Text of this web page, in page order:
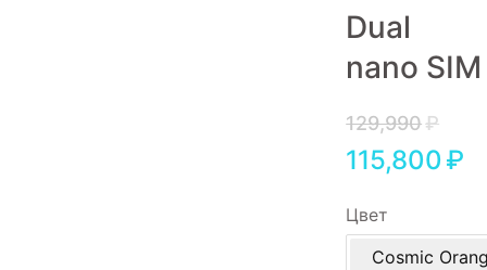
Dual
nano SIM
129,990₽
115,800₽
Цвет
Cosmic